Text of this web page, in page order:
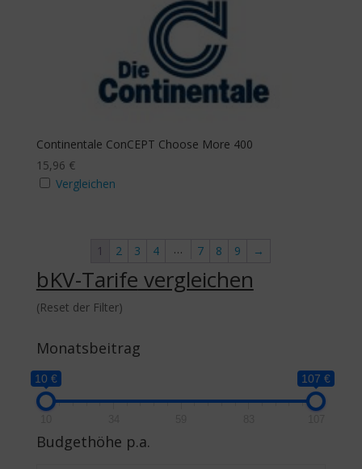
Continentale ConCEPT Choose More 400
15,96 €
Vergleichen
1 2 3 4 … 7 8 9 →
bKV-Tarife vergleichen
(Reset der Filter)
Monatsbeitrag
10 € 107 €
Budgethöhe p.a.